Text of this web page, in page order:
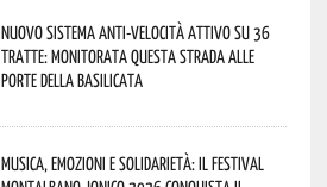
Nuovo sistema anti-velocità attivo su 36
tratte: monitorata questa strada alle
porte della Basilicata
Musica, emozioni e solidarietà: il Festival